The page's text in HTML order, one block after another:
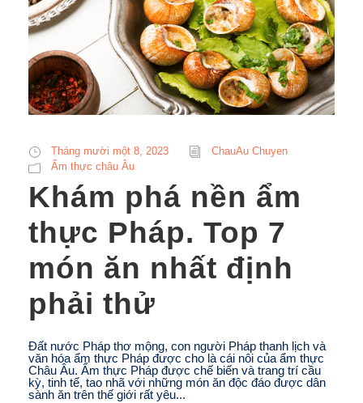
Tháng mười một 8, 2023
ChauAu Chuyen
Ẩm thực châu Âu
Khám phá nền ẩm
thực Pháp. Top 7
món ăn nhất định
phải thử
Đất nước Pháp thơ mộng, con người Pháp thanh lịch và
văn hóa ẩm thực Pháp được cho là cái nôi của ẩm thực
Châu Âu. Ẩm thực Pháp được chế biến và trang trí cầu
kỳ, tinh tế, tao nhã với những món ăn độc đáo được dân
sành ăn trên thế giới rất yêu...